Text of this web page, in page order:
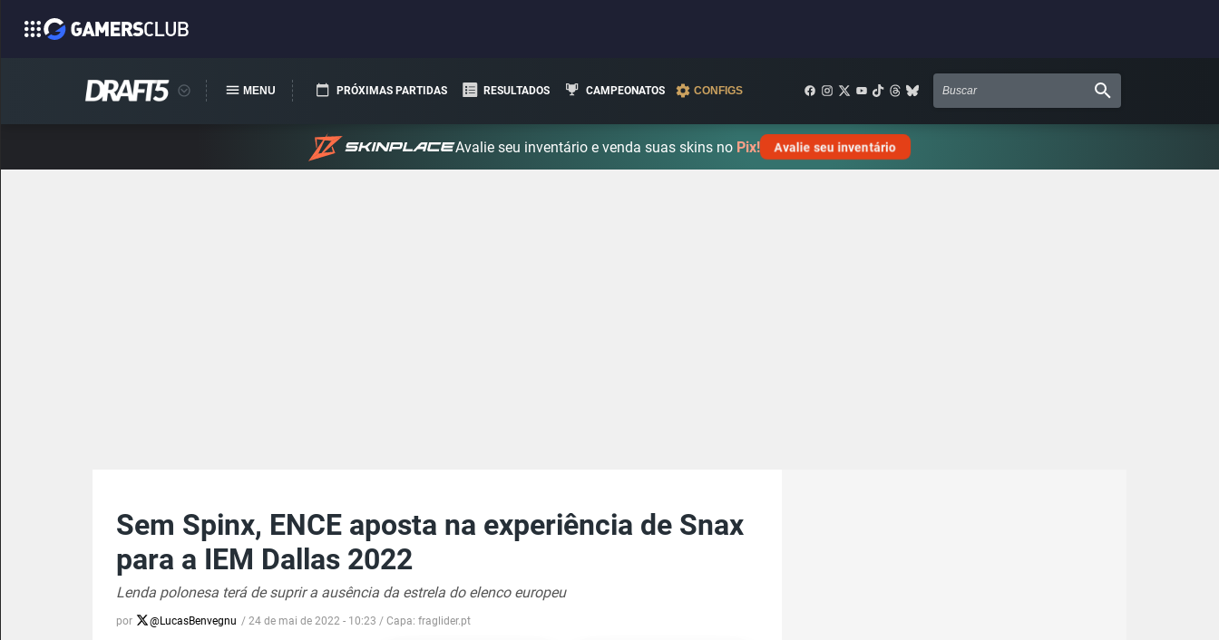
MENU PRÓXIMAS PARTIDAS RESULTADOS CAMPEONATOS CONFIGS
Avalie seu inventário e venda suas skins no Pix! Avalie seu inventário
Sem Spinx, ENCE aposta na experiência de Snax
para a IEM Dallas 2022
Lenda polonesa terá de suprir a ausência da estrela do elenco europeu
por @LucasBenvegnu / 24 de mai de 2022 - 10:23 / Capa: fraglider.pt